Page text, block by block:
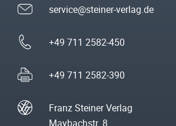
service@steiner-verlag.de
+49 711 2582-450
+49 711 2582-390
Franz Steiner Verlag
Maybachstr. 8